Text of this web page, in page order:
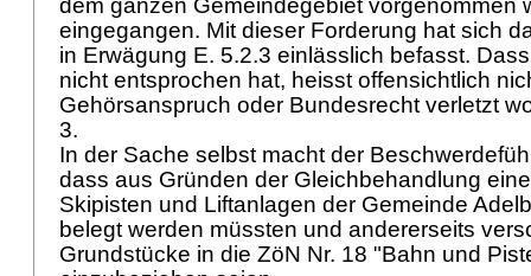
dem ganzen Gemeindegebiet vorgenommen
eingegangen. Mit dieser Forderung hat sich
in Erwägung E. 5.2.3 einlässlich befasst.
nicht entsprochen hat, heisst offensichtlich
Gehörsanspruch oder Bundesrecht verletzt
3.
In der Sache selbst macht der
dass aus Gründen der Gleichbehandlung
Skipisten und Liftanlagen der Gemeinde
belegt werden müssten und andererseits
Grundstücke in die ZöN Nr. 18 "Bahn und